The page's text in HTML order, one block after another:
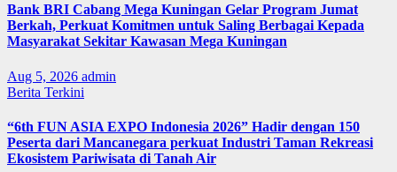
Bank BRI Cabang Mega Kuningan Gelar Program Jumat
Berkah, Perkuat Komitmen untuk Saling Berbagai Kepada
Masyarakat Sekitar Kawasan Mega Kuningan
Aug 5, 2026 admin
Berita Terkini
“6th FUN ASIA EXPO Indonesia 2026” Hadir dengan 150
Peserta dari Mancanegara perkuat Industri Taman Rekreasi
Ekosistem Pariwisata di Tanah Air